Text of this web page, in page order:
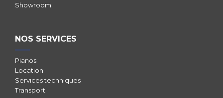
Showroom
NOS SERVICES
Pianos
Location
Services techniques
Transport